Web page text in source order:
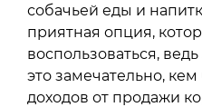
собачьей еды и
приятная опция,
воспользоваться,
это замечательно,
доходов от продажи